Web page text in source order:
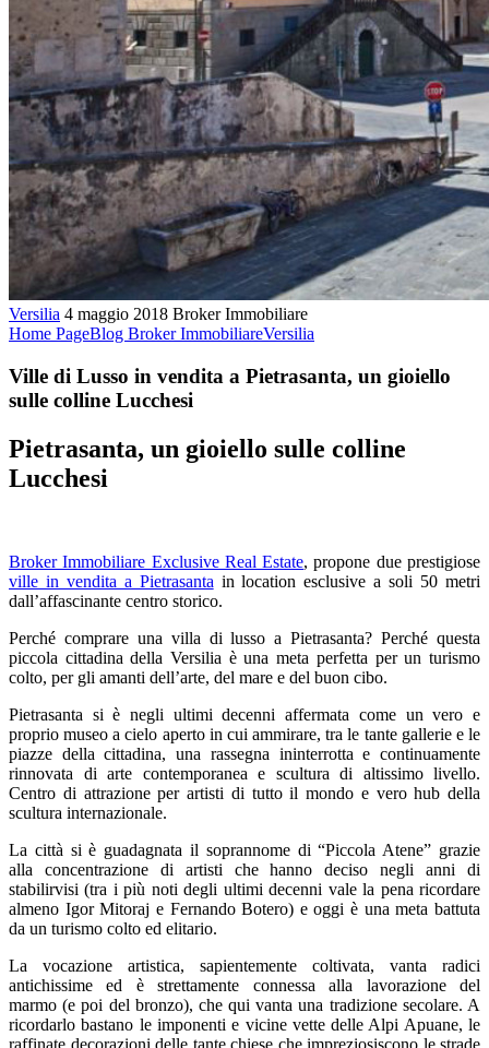
Versilia 4 maggio 2018 Broker Immobiliare
Home PageBlog Broker ImmobiliareVersilia
Ville di Lusso in vendita a Pietrasanta, un gioiello
sulle colline Lucchesi
Pietrasanta, un gioiello sulle colline
Lucchesi
Broker Immobiliare Exclusive Real Estate, propone due prestigiose
ville in vendita a Pietrasanta in location esclusive a soli 50 metri
dall’affascinante centro storico.
Perché comprare una villa di lusso a Pietrasanta? Perché questa
piccola cittadina della Versilia è una meta perfetta per un turismo
colto, per gli amanti dell’arte, del mare e del buon cibo.
Pietrasanta si è negli ultimi decenni affermata come un vero e
proprio museo a cielo aperto in cui ammirare, tra le tante gallerie e le
piazze della cittadina, una rassegna ininterrotta e continuamente
rinnovata di arte contemporanea e scultura di altissimo livello.
Centro di attrazione per artisti di tutto il mondo e vero hub della
scultura internazionale.
La città si è guadagnata il soprannome di “Piccola Atene” grazie
alla concentrazione di artisti che hanno deciso negli anni di
stabilirvisi (tra i più noti degli ultimi decenni vale la pena ricordare
almeno Igor Mitoraj e Fernando Botero) e oggi è una meta battuta
da un turismo colto ed elitario.
La vocazione artistica, sapientemente coltivata, vanta radici
antichissime ed è strettamente connessa alla lavorazione del
marmo (e poi del bronzo), che qui vanta una tradizione secolare. A
ricordarlo bastano le imponenti e vicine vette delle Alpi Apuane, le
raffinate decorazioni delle tante chiese che impreziosiscono le strade